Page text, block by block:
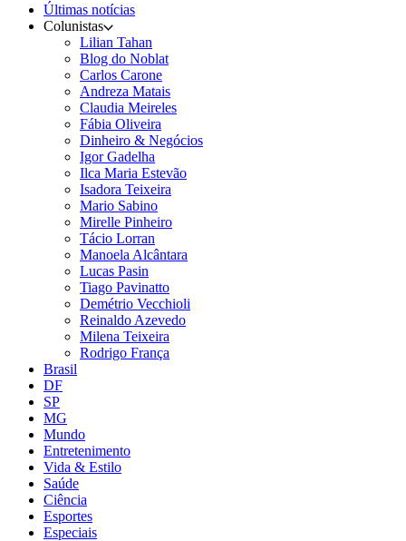
Últimas notícias
Colunistas
Lilian Tahan
Blog do Noblat
Carlos Carone
Andreza Matais
Claudia Meireles
Fábia Oliveira
Dinheiro & Negócios
Igor Gadelha
Ilca Maria Estevão
Isadora Teixeira
Mario Sabino
Mirelle Pinheiro
Tácio Lorran
Manoela Alcântara
Lucas Pasin
Tiago Pavinatto
Demétrio Vecchioli
Reinaldo Azevedo
Milena Teixeira
Rodrigo França
Brasil
DF
SP
MG
Mundo
Entretenimento
Vida & Estilo
Saúde
Ciência
Esportes
Especiais